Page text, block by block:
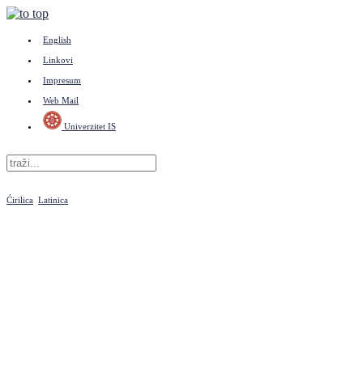
English
Linkovi
Impresum
Web Mail
Univerzitet IS
Ćirilica Latinica